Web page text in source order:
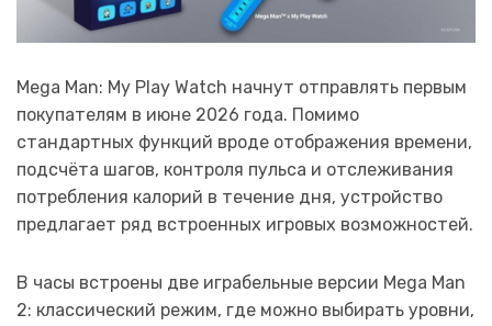
Mega Man: My Play Watch начнут отправлять первым
покупателям в июне 2026 года. Помимо
стандартных функций вроде отображения времени,
подсчёта шагов, контроля пульса и отслеживания
потребления калорий в течение дня, устройство
предлагает ряд встроенных игровых возможностей.
В часы встроены две играбельные версии Mega Man
2: классический режим, где можно выбирать уровни,